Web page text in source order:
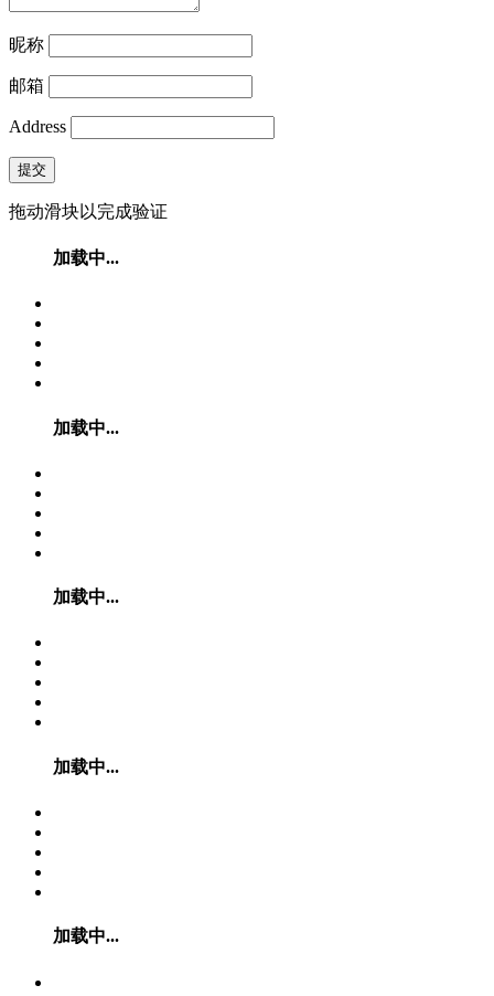
昵称
邮箱
Address
提交
拖动滑块以完成验证
加载中...
加载中...
加载中...
加载中...
加载中...